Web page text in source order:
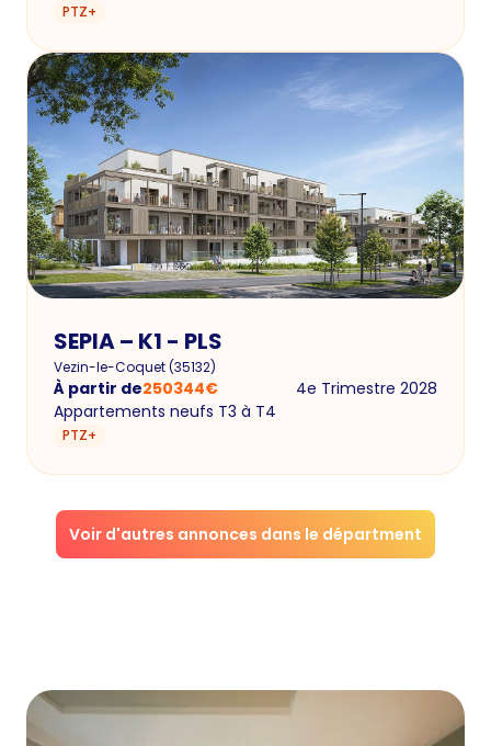
PTZ+
SEPIA – K1 - PLS
Vezin-le-Coquet(35132)
À partir de250344€
4e Trimestre 2028
Appartements neufs T3 à T4
PTZ+
Voir d'autres annonces dans le départment